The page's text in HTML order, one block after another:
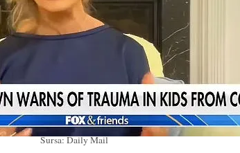
Sursa: Daily Mail